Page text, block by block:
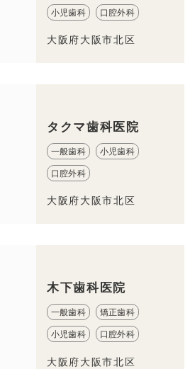
小児歯科 口腔外科
大阪府大阪市北区
タクマ歯科医院
一般歯科 小児歯科
口腔外科
大阪府大阪市北区
木下歯科医院
一般歯科 矯正歯科
小児歯科 口腔外科
大阪府大阪市北区